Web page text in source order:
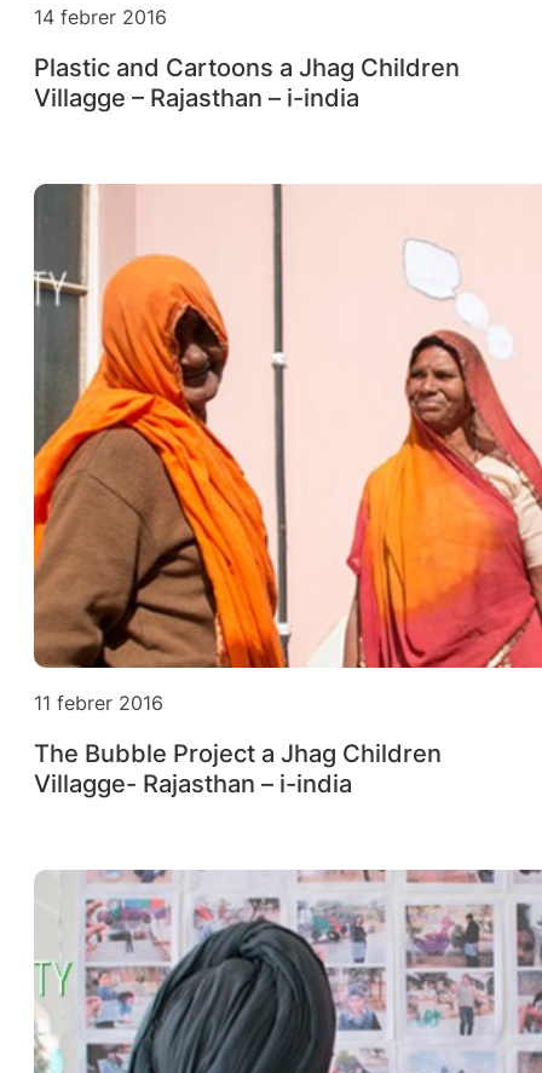
14 febrer 2016
Plastic and Cartoons a Jhag Children
Villagge – Rajasthan – i-india
11 febrer 2016
The Bubble Project a Jhag Children
Villagge- Rajasthan – i-india